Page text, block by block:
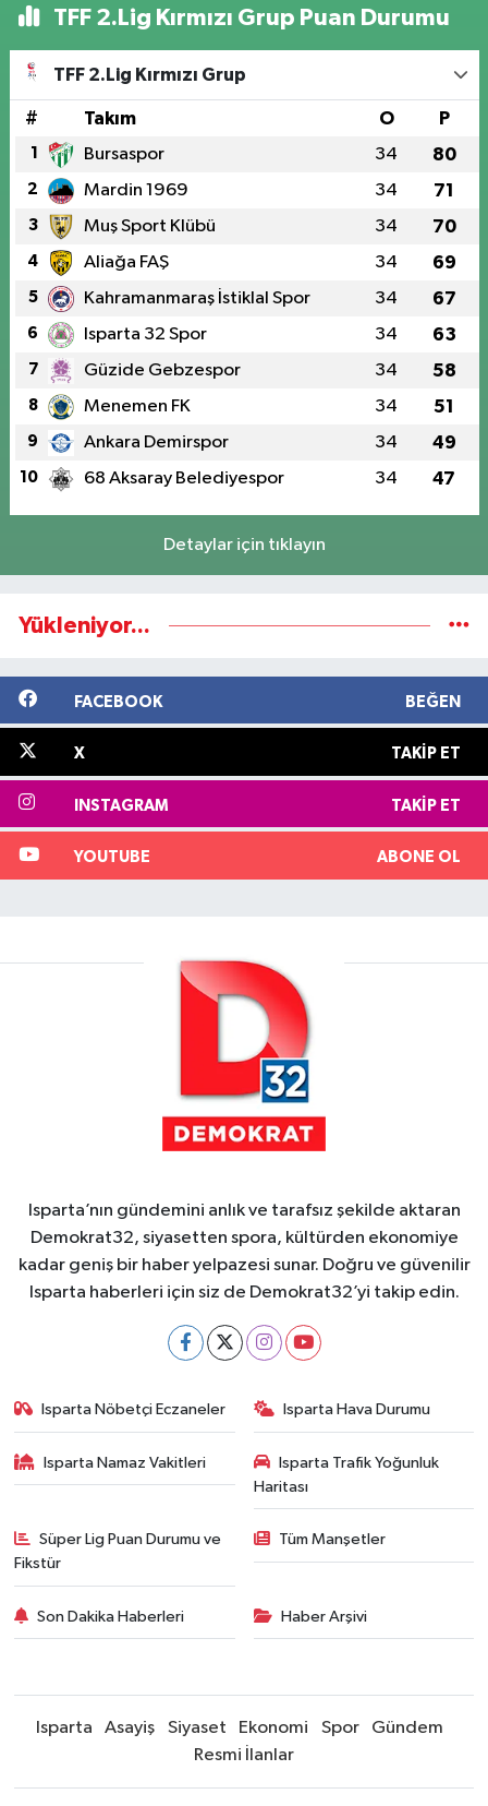
TFF 2.Lig Kırmızı Grup Puan Durumu
TFF 2.Lig Kırmızı Grup
# Takım O P
1 Bursaspor 34 80
2 Mardin 1969 34 71
3 Muş Sport Klübü 34 70
4 Aliağa FAŞ 34 69
5 Kahramanmaraş İstiklal Spor 34 67
6 Isparta 32 Spor 34 63
7 Güzide Gebzespor 34 58
8 Menemen FK 34 51
9 Ankara Demirspor 34 49
10 68 Aksaray Belediyespor 34 47
Detaylar için tıklayın
Yükleniyor...
FACEBOOK BEĞEN
X TAKIP ET
INSTAGRAM TAKIP ET
YOUTUBE ABONE OL
Isparta’nın gündemini anlık ve tarafsız şekilde aktaran
Demokrat32, siyasetten spora, kültürden ekonomiye
kadar geniş bir haber yelpazesi sunar. Doğru ve güvenilir
Isparta haberleri için siz de Demokrat32’yi takip edin.
Isparta Nöbetçi Eczaneler Isparta Hava Durumu
Isparta Namaz Vakitleri
Isparta Trafik Yoğunluk
Haritası
Süper Lig Puan Durumu ve
Fikstür
Tüm Manşetler
Son Dakika Haberleri Haber Arşivi
Isparta Asayiş Siyaset Ekonomi Spor
Gündem
Resmi İlanlar